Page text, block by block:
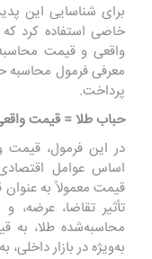
برای شناسایی این
خاصی استفاده کرد
واقعی و قیمت
معرفی فرمول محاسبه
پرداخت.
حباب طلا = قیمت
در این فرمول، قیمت
اساس عوامل
قیمت معمولاً به
تأثیر تقاضا،
محاسبه‌شده طلا،
به‌ویژه در بازار